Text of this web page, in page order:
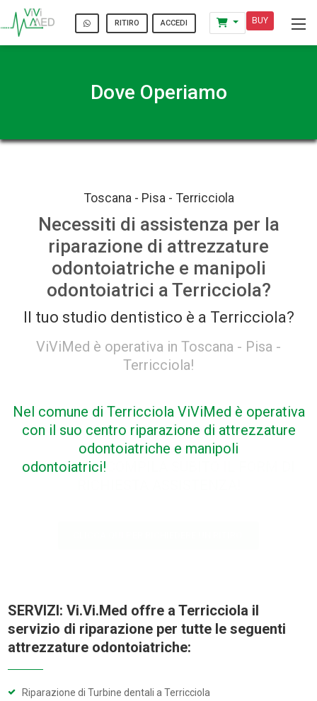
RITIRO ACCEDI BUY
Dove Operiamo
Toscana - Pisa - Terricciola
Necessiti di assistenza per la
riparazione di attrezzature
odontoiatriche e manipoli
odontoiatrici a Terricciola?
Il tuo studio dentistico è a Terricciola?
ViViMed è operativa in Toscana - Pisa -
Terricciola!
Nel comune di Terricciola ViViMed è operativa
con il suo centro riparazione di attrezzature
odontoiatriche e manipoli
odontoiatrici!
SERVIZI: Vi.Vi.Med offre a Terricciola il
servizio di riparazione per tutte le seguenti
attrezzature odontoiatriche:
Riparazione di Turbine dentali a Terricciola